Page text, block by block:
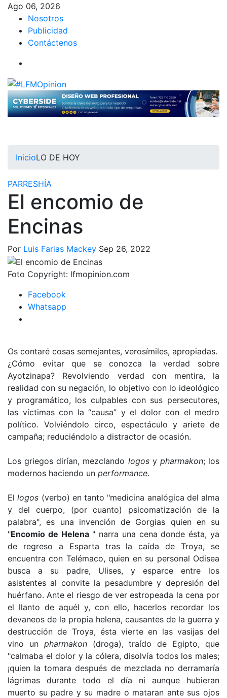
Ago 06, 2026
Nosotros
Publicidad
Contáctenos
InicioLO DE HOY
PARRESHÍA
El encomio de
Encinas
Por Luis Farias Mackey Sep 26, 2022
Foto Copyright: lfmopinion.com
Facebook
Whatsapp
Os contaré cosas semejantes, verosímiles, apropiadas.
¿Cómo evitar que se conozca la verdad sobre
Ayotzinapa? Revolviendo verdad con mentira, la
realidad con su negación, lo objetivo con lo ideológico
y programático, los culpables con sus persecutores,
las víctimas con la “causa” y el dolor con el medro
político. Volviéndolo circo, espectáculo y ariete de
campaña; reduciéndolo a distractor de ocasión.
Los griegos dirían, mezclando logosy pharmakon; los
modernos haciendo un performance.
Ellogos (verbo) en tanto "medicina analógica del alma
y del cuerpo, (por cuanto) psicomatización de la
palabra", es una invención de Gorgias quien en su
"Encomio de Helena" narra una cena donde ésta, ya
de regreso a Esparta tras la caída de Troya, se
encuentra con Telémaco, quien en su personal Odisea
busca a su padre, Ulises, y esparce entre los
asistentes al convite la pesadumbre y depresión del
huérfano. Ante el riesgo de ver estropeada la cena por
el llanto de aquél y, con ello, hacerlos recordar los
devaneos de la propia helena, causantes de la guerra y
destrucción de Troya, ésta vierte en las vasijas del
vino un pharmakon(droga), traído de Egipto, que
"calmaba el dolor y la cólera, disolvía todos los males;
¡quien la tomara después de mezclada no derramaría
lágrimas durante todo el día ni aunque hubieran
muerto su padre y su madre o mataran ante sus ojos